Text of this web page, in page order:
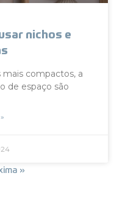
nichos e
mais compactos, a
de espaço são
»